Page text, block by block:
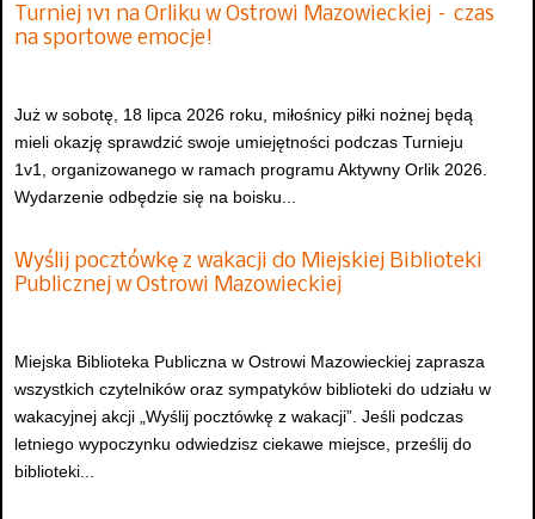
Turniej 1v1 na Orliku w Ostrowi Mazowieckiej – czas
na sportowe emocje!
Już w sobotę, 18 lipca 2026 roku, miłośnicy piłki nożnej będą
mieli okazję sprawdzić swoje umiejętności podczas Turnieju
1v1, organizowanego w ramach programu Aktywny Orlik 2026.
Wydarzenie odbędzie się na boisku...
Wyślij pocztówkę z wakacji do Miejskiej Biblioteki
Publicznej w Ostrowi Mazowieckiej
Miejska Biblioteka Publiczna w Ostrowi Mazowieckiej zaprasza
wszystkich czytelników oraz sympatyków biblioteki do udziału w
wakacyjnej akcji „Wyślij pocztówkę z wakacji”. Jeśli podczas
letniego wypoczynku odwiedzisz ciekawe miejsce, prześlij do
biblioteki...